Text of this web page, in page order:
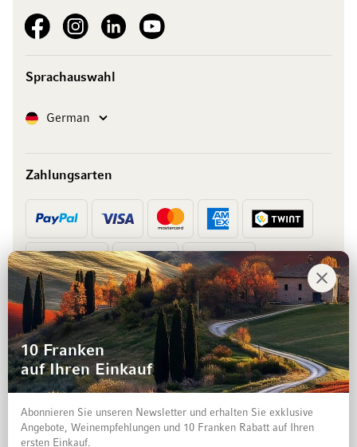
See our FacebookSee our Instagram account
See our LinkedInSee our YouTube channel
Sprachauswahl
SpracheGerman
Zahlungsarten
Vorkasse Rechnung
10 Franken
auf Ihren Einkauf
Abonnieren Sie unseren Newsletter und erhalten Sie exklusive
Angebote, Weinempfehlungen und 10 Franken Rabatt auf Ihren
ersten Einkauf.